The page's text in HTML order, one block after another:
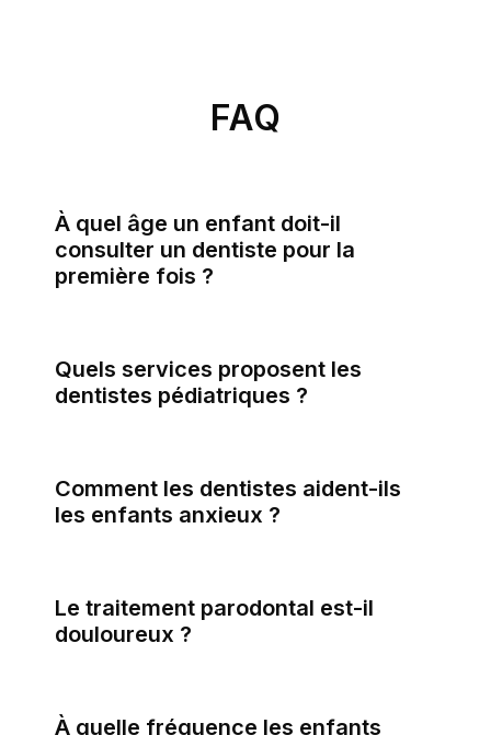
FAQ
À quel âge un enfant doit-il
consulter un dentiste pour la
première fois ?
Quels services proposent les
dentistes pédiatriques ?
Comment les dentistes aident-ils
les enfants anxieux ?
Le traitement parodontal est-il
douloureux ?
À quelle fréquence les enfants